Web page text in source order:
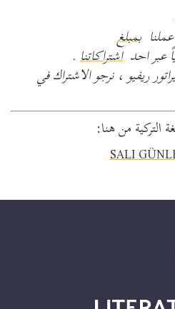
بمبلغ
عبر احد اشتراكاتنا.
ريفيو ، نرجو الاشتراك في
التركية من هنا:
SALI